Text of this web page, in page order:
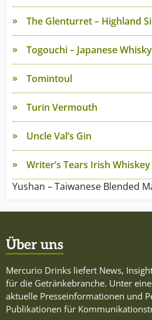
The Glenturret – Highland
Togouchi – Japanese Whisky
Tomintoul
Turin Vermouth
Uncle Val’s Gin
Writer’s Tears Irish Whiskey
Yushan – Taiwanese Blended
Über uns
Mercurio Drinks liefert News,
für die Getränkebranche. Unter
aktuelle Presseinformationen und
Publikationen für